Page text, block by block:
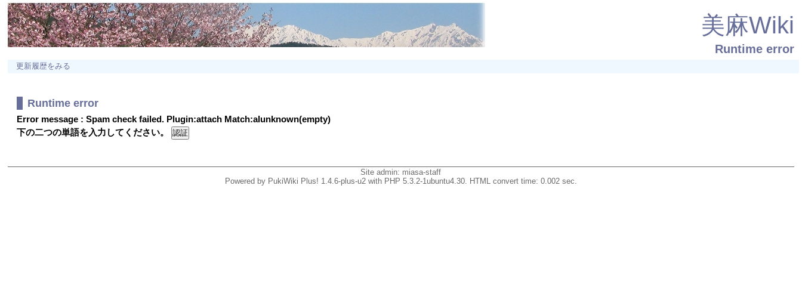
美麻Wiki
Runtime error
更新履歴をみる
Runtime error
Error message : Spam check failed. Plugin:attach Match:alunknown(empty)
下の二つの単語を入力してください。
Site admin: miasa-staff
Powered by PukiWiki Plus! 1.4.6-plus-u2 with PHP 5.3.2-1ubuntu4.30. HTML convert time: 0.002 sec.